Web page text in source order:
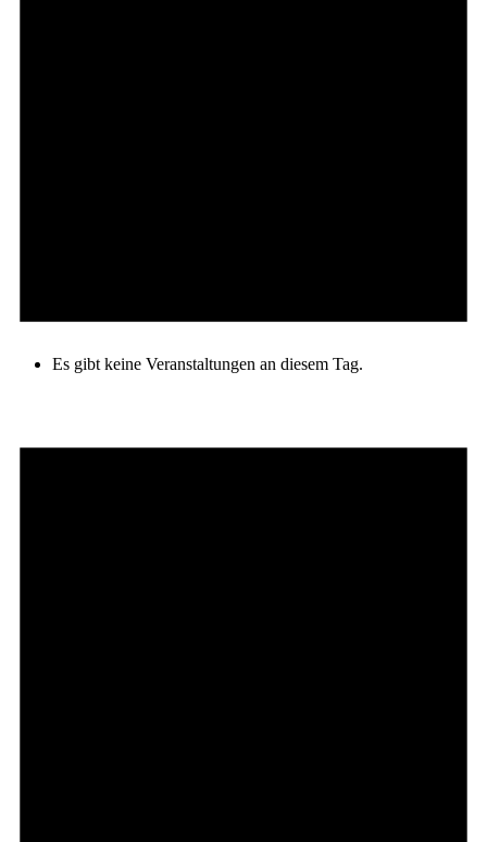
Es gibt keine Veranstaltungen an diesem Tag.